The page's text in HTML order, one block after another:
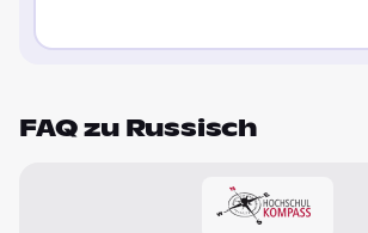
FAQ zu Russisch